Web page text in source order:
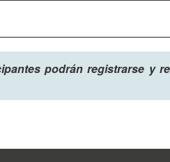
podrán registrarse y